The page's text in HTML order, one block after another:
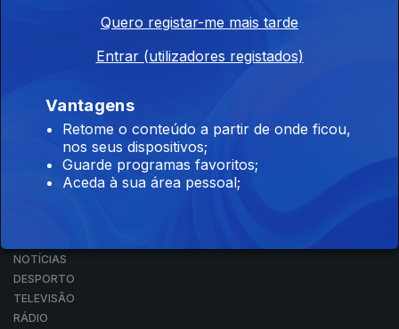
NOTÍCIAS
DESPORTO
TELEVISÃO
RÁDIO
Quero registar-me mais tarde
Entrar (utilizadores registados)
Vantagens
Retome o conteúdo a partir de onde ficou,
nos seus dispositivos;
Guarde programas favoritos;
Aceda à sua área pessoal;